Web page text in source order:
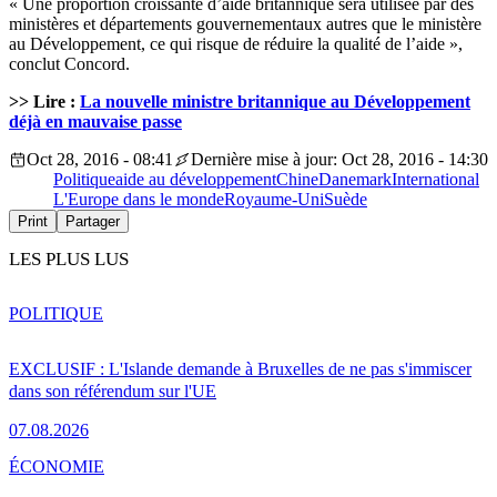
« Une proportion croissante d’aide britannique sera utilisée par des
ministères et départements gouvernementaux autres que le ministère
au Développement, ce qui risque de réduire la qualité de l’aide »,
conclut Concord.
>> Lire : La nouvelle ministre britannique au Développement
déjà en mauvaise passe
Oct 28, 2016 - 08:41
Dernière mise à jour: Oct 28, 2016 - 14:30
Politiqueaide au développementChineDanemarkInternational
L'Europe dans le mondeRoyaume-UniSuède
Print Partager
LES PLUS LUS
EXCLUSIF : L'Islande demande à Bruxelles de ne pas s'immiscer
dans son référendum sur l'UE
07.08.2026
POLITIQUE
ÉCONOMIE